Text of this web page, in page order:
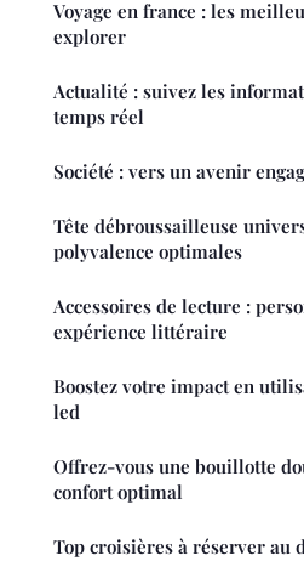
Voyage en france : les
explorer
Actualité : suivez les
temps réel
Société : vers un avenir
Tête débroussailleuse
polyvalence optimales
Accessoires de lecture :
expérience littéraire
Boostez votre impact en
led
Offrez-vous une bouillotte
confort optimal
Top croisières à réserver au